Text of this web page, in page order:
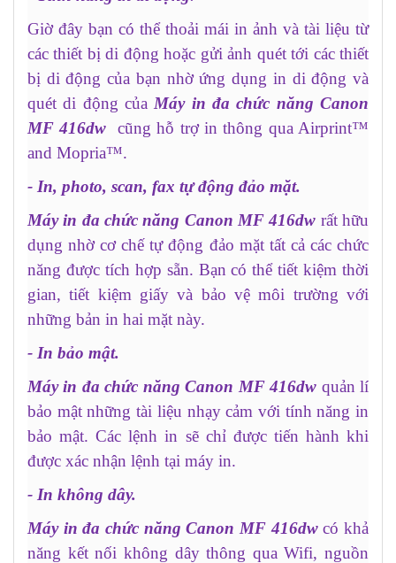
Giờ đây bạn có thể thoải mái in ảnh và tài liệu từ
các thiết bị di động hoặc gửi ảnh quét tới các thiết
bị di động của bạn nhờ ứng dụng in di động và
quét di động của Máy in đa chức năng Canon
MF 416dw
cũng hỗ trợ in thông qua Airprint™
and Mopria™.
- In, photo, scan, fax tự động đảo mặt.
Máy in đa chức năng Canon MF 416dw rất hữu
dụng nhờ cơ chế tự động đảo mặt tất cả các chức
năng được tích hợp sẵn. Bạn có thể tiết kiệm thời
gian, tiết kiệm giấy và bảo vệ môi trường với
những bản in hai mặt này.
- In bảo mật.
Máy in đa chức năng Canon MF 416dw quản lí
bảo mật những tài liệu nhạy cảm với tính năng in
bảo mật. Các lệnh in sẽ chỉ được tiến hành khi
được xác nhận lệnh tại máy in.
- In không dây.
Máy in đa chức năng Canon MF 416dwcó khả
năng kết nối không dây thông qua Wifi, nguồn